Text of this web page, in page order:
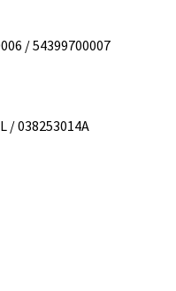
/ 54399700007
/ 038253014A